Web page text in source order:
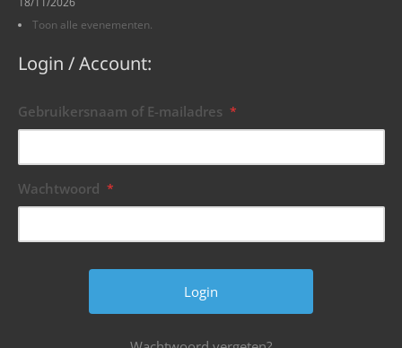
Toon alle evenementen.
Login / Account:
Gebruikersnaam of E-mailadres *
Wachtwoord *